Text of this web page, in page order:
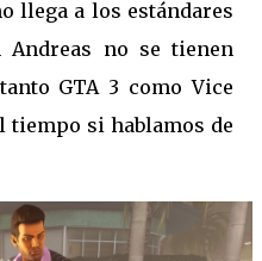
llega a los estándares
Andreas no se tienen
GTA 3 como Vice
tiempo si hablamos de